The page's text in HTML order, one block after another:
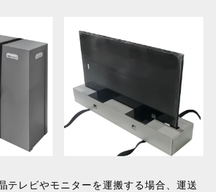
テレビやモニターを運搬する場合、運送